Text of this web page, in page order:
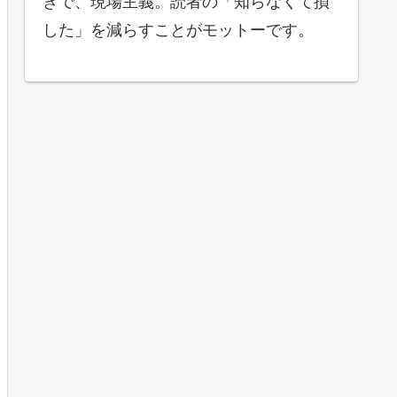
した」を減らすことがモットーです。